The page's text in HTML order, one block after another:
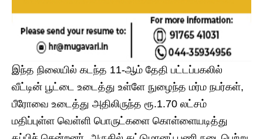
இந்த நிலையில் கடந்த 11-ஆம் தேதி பட்டப்பகலில்
வீட்டின் பூட்டை உடைத்து உள்ளே நுழைந்த மர்ம நபர்கள்,
பீரோவை உடைத்து அதிலிருந்த ரூ.1.70 லட்சம்
மதிப்புள்ள வெள்ளி பொருட்களை கொள்ளையடித்து